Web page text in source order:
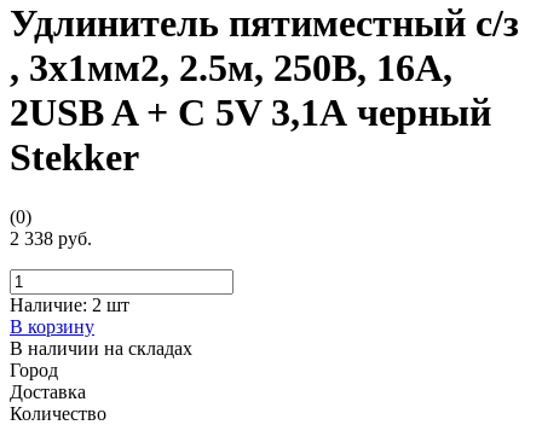
Удлинитель пятиместный c/з
, 3x1мм2, 2.5м, 250В, 16А,
2USB A + C 5V 3,1А черный
Stekker
(0)
2 338 руб.
Наличие: 2 шт
В корзину
В наличии на складах
Город
Доставка
Количество